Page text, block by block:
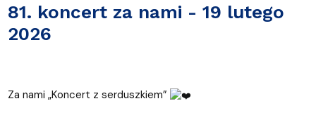
81. koncert za nami - 19 lutego
2026
Za nami „Koncert z serduszkiem”